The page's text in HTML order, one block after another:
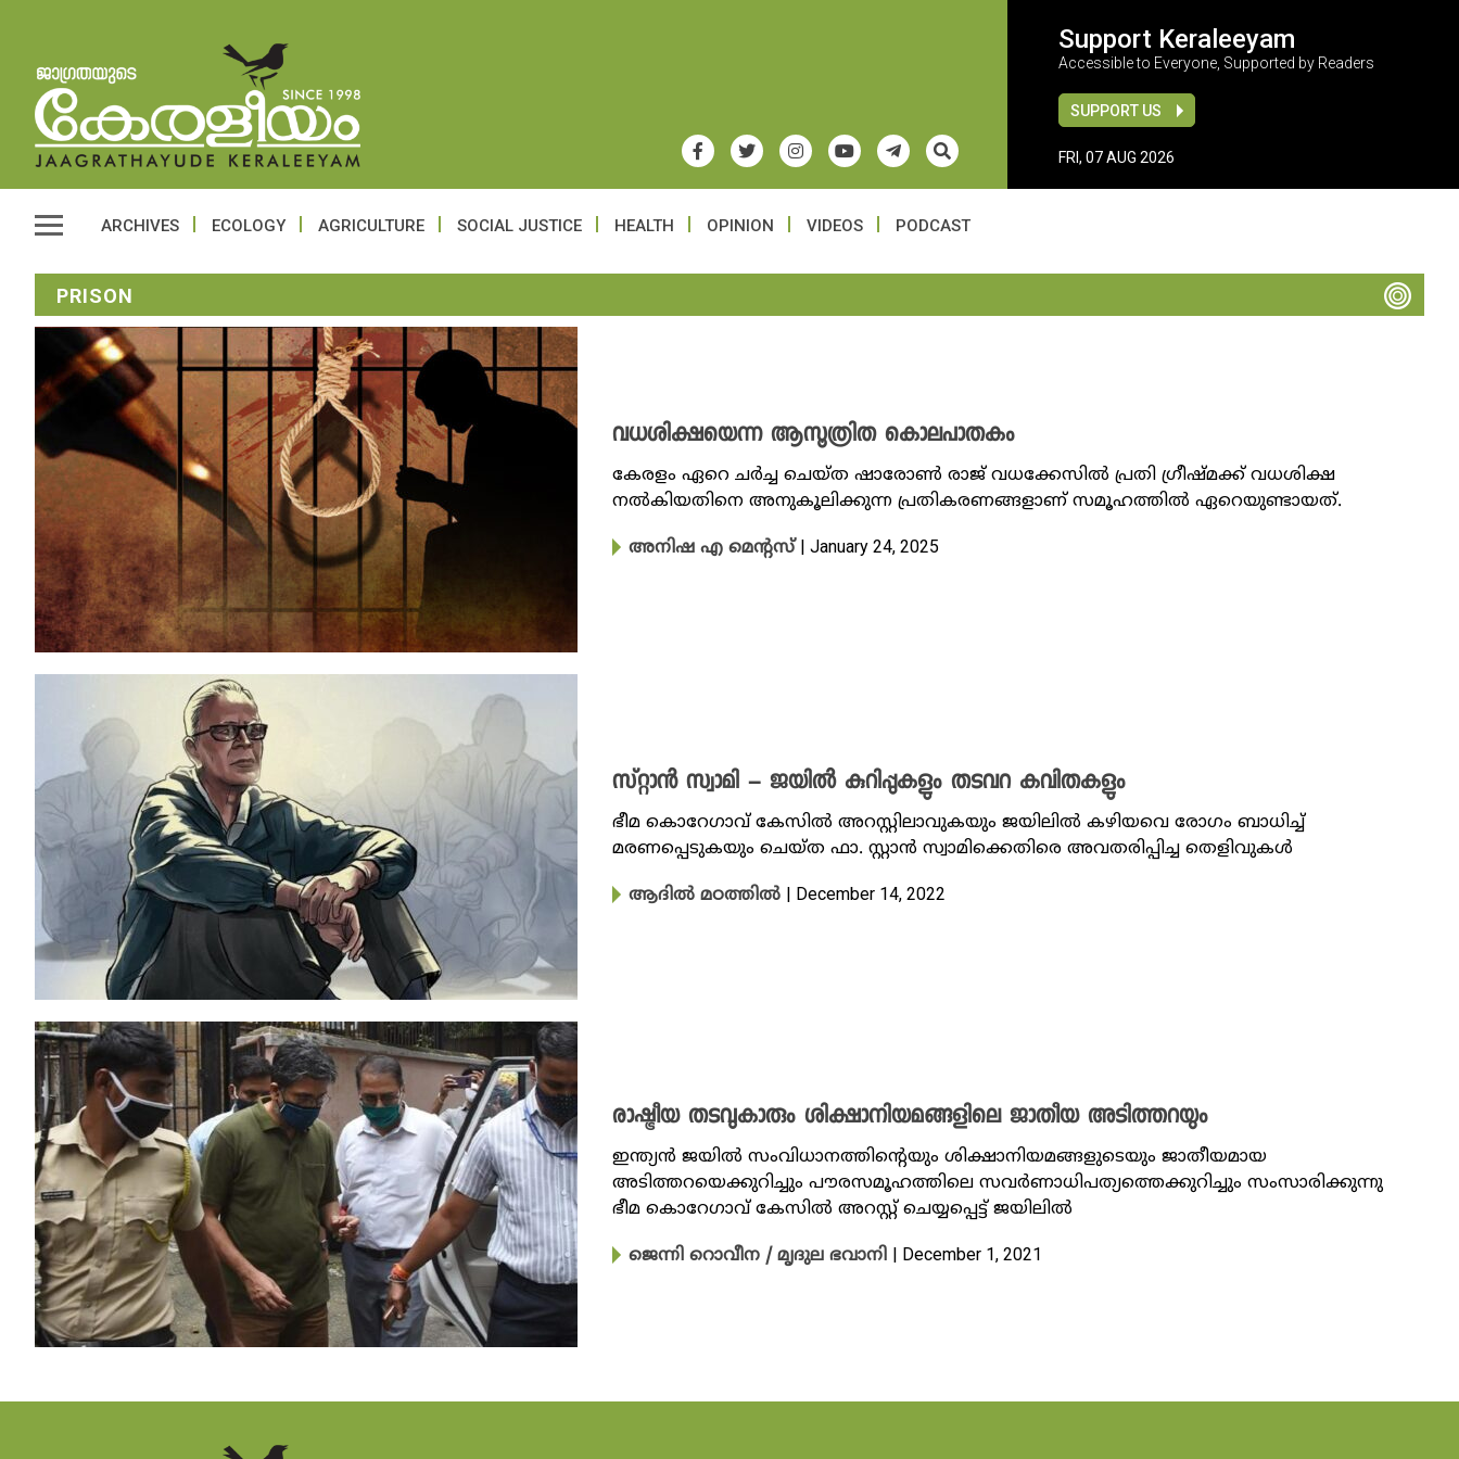
Support Keraleeyam
Accessible to Everyone, Supported by Readers
SUPPORT US
FRI, 07 AUG 2026
ARCHIVES ECOLOGY AGRICULTURE SOCIAL JUSTICE HEALTH OPINION VIDEOS PODCAST
PRISON
വധശിക്ഷയെന്ന ആസൂത്രിത കൊലപാതകം
കേരളം ഏറെ ചർച്ച ചെയ്ത ഷാരോൺ രാജ് വധക്കേസിൽ പ്രതി ​ഗ്രീഷ്മക്ക് വധശിക്ഷ
നൽകിയതിനെ അനുകൂലിക്കുന്ന പ്രതികരണങ്ങളാണ് സമൂഹത്തിൽ ഏറെയുണ്ടായത്.
അനിഷ എ മെന്റസ് | January 24, 2025
സ്റ്റാൻ സ്വാമി – ജയിൽ കുറിപ്പുകളും തടവറ കവിതകളും
ഭീമ കൊറേഗാവ് കേസിൽ അറസ്റ്റിലാവുകയും ജയിലിൽ കഴിയവെ രോഗം ബാധിച്ച്‌
മരണപ്പെടുകയും ചെയ്ത ഫാ. സ്റ്റാൻ സ്വാമിക്കെതിരെ അവതരിപ്പിച്ച തെളിവുകൾ
ആദിൽ മഠത്തിൽ | December 14, 2022
രാഷ്ട്രീയ തടവുകാരും ശിക്ഷാനിയമങ്ങളിലെ ജാതീയ അടിത്തറയും
ഇന്ത്യന്‍ ജയില്‍ സംവിധാനത്തിന്റെയും ശിക്ഷാനിയമങ്ങളുടെയും ജാതീയമായ
അടിത്തറയെക്കുറിച്ചും പൗരസമൂഹത്തിലെ സവര്‍ണാധിപത്യത്തെക്കുറിച്ചും സംസാരിക്കുന്നു
ഭീമ കൊറേ​ഗാവ് ​കേസിൽ അറസ്റ്റ് ചെയ്യപ്പെട്ട് ജയിലിൽ
ജെന്നി റൊവീന / മൃദുല ഭവാനി | December 1, 2021